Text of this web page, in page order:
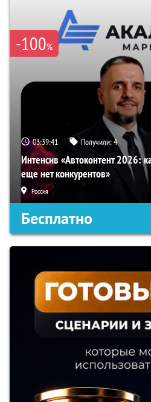
-100%
03:39:40 Получили:4
Интенсив «Автоконтент 2026:
еще нет конкурентов»
Россия
Бесплатно